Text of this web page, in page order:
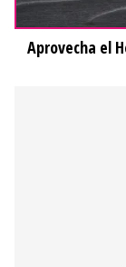
Aprovecha el